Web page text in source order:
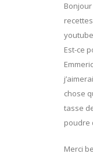
Est-ce
chose
tasse
poudre
Merci